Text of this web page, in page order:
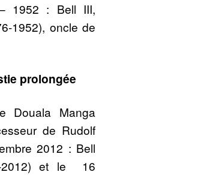
1952 : Bell III,
1952), oncle de
prolongée
Douala Manga
de Rudolf
2012 : Bell
2012) et le 16